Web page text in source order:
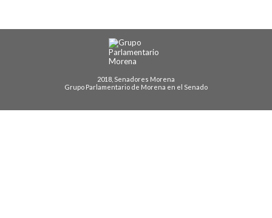
2018, Senadores Morena
Grupo Parlamentario de Morena en el Senado